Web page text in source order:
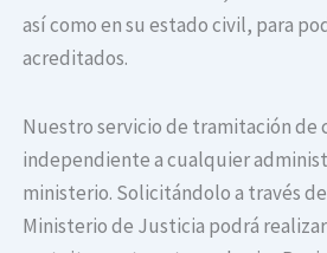
así como en su estado civil, para
acreditados.
Nuestro servicio de tramitación de
independiente a cualquier
ministerio. Solicitándolo a través
Ministerio de Justicia podrá